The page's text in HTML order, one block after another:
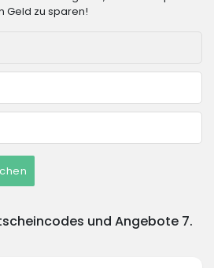
Geld zu sparen!
und Angebote 7.